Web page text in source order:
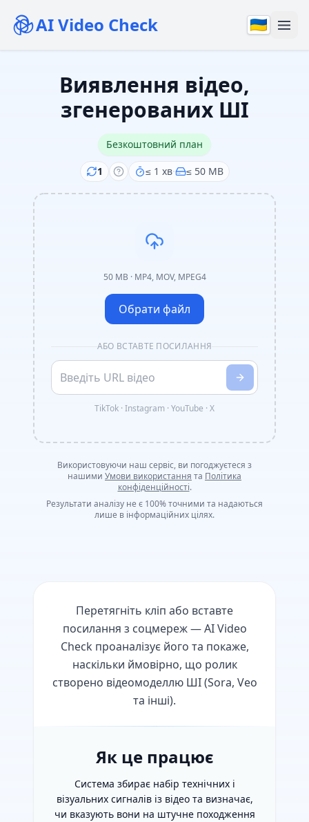
AI Video Check
Виявлення відео,
згенерованих ШІ
Безкоштовний план
1 ≤ 1 хв· ≤ 50MB
50 MB · MP4, MOV, MPEG4
Обрати файл
АБО ВСТАВТЕ ПОСИЛАННЯ
TikTok · Instagram · YouTube · X
Використовуючи наш сервіс, ви погоджуєтеся з
нашими Умови використання та Політика
конфіденційності.
Результати аналізу не є 100% точними та надаються
лише в інформаційних цілях.
Перетягніть кліп або вставте
посилання з соцмереж — AI Video
Check проаналізує його та покаже,
наскільки ймовірно, що ролик
створено відеомоделлю ШІ (Sora, Veo
та інші).
Як це працює
Система збирає набір технічних і
візуальних сигналів із відео та визначає,
чи вказують вони на штучне походження